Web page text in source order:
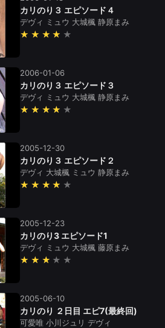
カリのり３ エピソード４
デヴィ ミュウ 大城楓 静原まみ
★★★★
2006-01-06
カリのり３ エピソード３
デヴィ ミュウ 大城楓 静原まみ
★★★★
2005-12-30
カリのり３ エピソード２
デヴィ 大城楓 ミュウ 静原まみ
★★★★
2005-12-23
カリのり3 エピソード1
デヴィ ミュウ 大城楓 藤原まみ
★★★
2005-06-10
カリのり ２日目 エピ7(最終回)
可愛唯 小川ジュリ デヴィ